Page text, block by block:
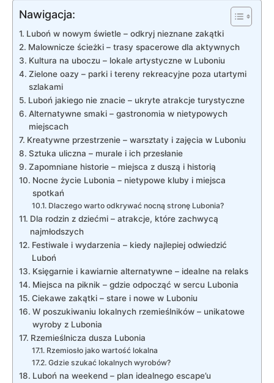
Nawigacja:
Luboń w nowym świetle – odkryj nieznane zakątki
Malownicze ścieżki – trasy spacerowe dla aktywnych
Kultura na uboczu ‌– lokale artystyczne w Luboniu
Zielone oazy – parki i tereny rekreacyjne poza utartymi
szlakami
Luboń jakiego nie znacie – ukryte atrakcje turystyczne
Alternatywne smaki ⁤– gastronomia w nietypowych
‌miejscach
Kreatywne przestrzenie – warsztaty i zajęcia ⁢w Luboniu
Sztuka uliczna – murale i ich przesłanie
Zapomniane historie – miejsca ⁢z ‍duszą i historią
Nocne życie Lubonia – nietypowe kluby i miejsca‍
spotkań
Dlaczego warto odkrywać nocną stronę Lubonia?
Dla⁢ rodzin z dziećmi – atrakcje, które zachwycą
najmłodszych
Festiwale i wydarzenia – kiedy najlepiej odwiedzić
Luboń
Księgarnie i kawiarnie alternatywne – ‍idealne na relaks
Miejsca⁣ na piknik – gdzie odpocząć w sercu Lubonia
Ciekawe ‍zakątki – stare i nowe w ⁢Luboniu
W poszukiwaniu ⁢lokalnych rzemieślników⁣ – ‍unikatowe
wyroby z Lubonia
Rzemieślnicza dusza Lubonia
Rzemiosło jako wartość⁣ lokalna
Gdzie szukać lokalnych wyrobów?
Luboń na weekend – plan idealnego escape’u